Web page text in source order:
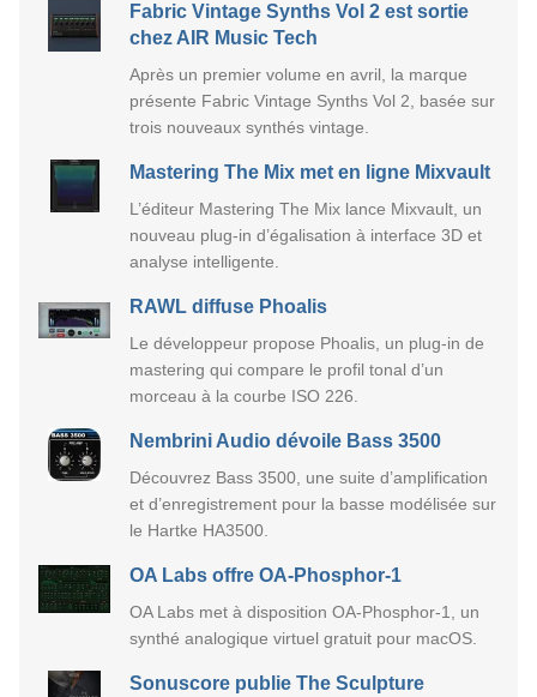
Fabric Vintage Synths Vol 2 est sortie
chez AIR Music Tech
Après un premier volume en avril, la marque
présente Fabric Vintage Synths Vol 2, basée sur
trois nouveaux synthés vintage.
Mastering The Mix met en ligne Mixvault
L’éditeur Mastering The Mix lance Mixvault, un
nouveau plug-in d’égalisation à interface 3D et
analyse intelligente.
RAWL diffuse Phoalis
Le développeur propose Phoalis, un plug-in de
mastering qui compare le profil tonal d’un
morceau à la courbe ISO 226.
Nembrini Audio dévoile Bass 3500
Découvrez Bass 3500, une suite d’amplification
et d’enregistrement pour la basse modélisée sur
le Hartke HA3500.
OA Labs offre OA-Phosphor-1
OA Labs met à disposition OA-Phosphor-1, un
synthé analogique virtuel gratuit pour macOS.
Sonuscore publie The Sculpture